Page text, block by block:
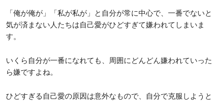
「俺が俺が」「私が私が」と自分が常に中心で、一番でないと
気が済まない人たちは自己愛がひどすぎて嫌われてしまいま
す。
いくら自分が一番になれても、周囲にどんどん嫌われていった
ら嫌ですよね。
ひどすぎる自己愛の原因は意外なもので、自分で克服しようと